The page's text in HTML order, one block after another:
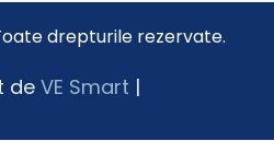
drepturile rezervate.
deVE Smart |